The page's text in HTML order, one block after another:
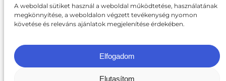
A weboldal sütiket használ a weboldal működtetése, használatának
megkönnyítése, a weboldalon végzett tevékenység nyomon
követése és releváns ajánlatok megjelenítése érdekében.
Elfogadom
Elutasítom
ite@a
ki.gov.